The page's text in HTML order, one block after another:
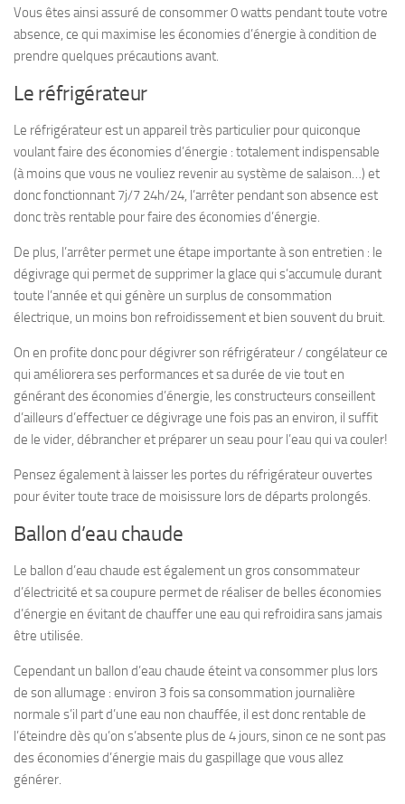
Vous êtes ainsi assuré de consommer 0 watts pendant toute votre
absence, ce qui maximise les économies d’énergie à condition de
prendre quelques précautions avant.
Le réfrigérateur
Le réfrigérateur est un appareil très particulier pour quiconque
voulant faire des économies d’énergie : totalement indispensable
(à moins que vous ne vouliez revenir au système de salaison…) et
donc fonctionnant 7j/7 24h/24, l’arrêter pendant son absence est
donc très rentable pour faire des économies d’énergie.
De plus, l’arrêter permet une étape importante à son entretien : le
dégivrage qui permet de supprimer la glace qui s’accumule durant
toute l’année et qui génère un surplus de consommation
électrique, un moins bon refroidissement et bien souvent du bruit.
On en profite donc pour dégivrer son réfrigérateur / congélateur ce
qui améliorera ses performances et sa durée de vie tout en
générant des économies d’énergie, les constructeurs conseillent
d’ailleurs d’effectuer ce dégivrage une fois pas an environ, il suffit
de le vider, débrancher et préparer un seau pour l’eau qui va couler!
Pensez également à laisser les portes du réfrigérateur ouvertes
pour éviter toute trace de moisissure lors de départs prolongés.
Ballon d’eau chaude
Le ballon d’eau chaude est également un gros consommateur
d’électricité et sa coupure permet de réaliser de belles économies
d’énergie en évitant de chauffer une eau qui refroidira sans jamais
être utilisée.
Cependant un ballon d’eau chaude éteint va consommer plus lors
de son allumage : environ 3 fois sa consommation journalière
normale s’il part d’une eau non chauffée, il est donc rentable de
l’éteindre dès qu’on s’absente plus de 4 jours, sinon ce ne sont pas
des économies d’énergie mais du gaspillage que vous allez
générer.